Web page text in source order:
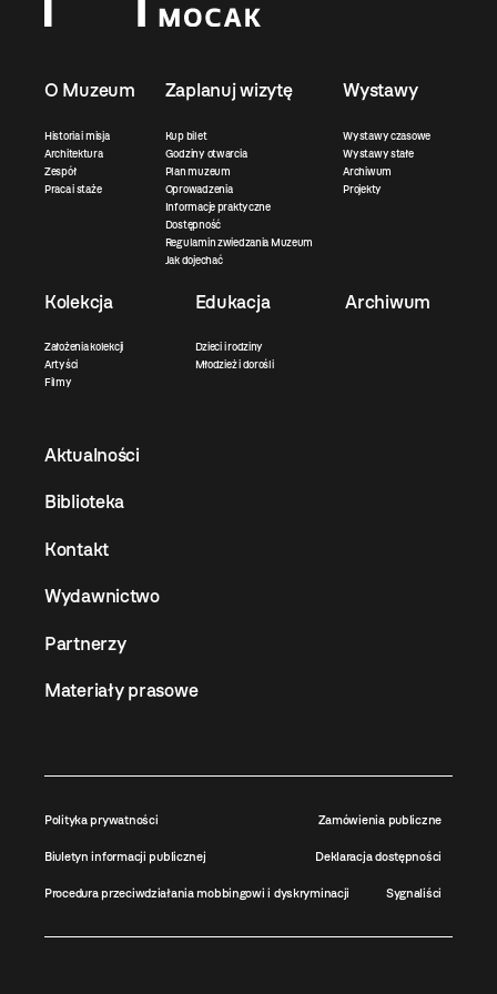
O Muzeum
Historia i misja
Architektura
Zespół
Praca i staże
Zaplanuj wizytę
Kup bilet
Godziny otwarcia
Plan muzeum
Oprowadzenia
Informacje praktyczne
Dostępność
Regulamin zwiedzania Muzeum
Jak dojechać
Wystawy
Wystawy czasowe
Wystawy stałe
Archiwum
Projekty
Kolekcja
Założenia kolekcji
Artyści
Filmy
Edukacja
Dzieci i rodziny
Młodzież i dorośli
Archiwum
Aktualności
Biblioteka
Kontakt
Wydawnictwo
Partnerzy
Materiały prasowe
Polityka prywatności Zamówienia publiczne
Biuletyn informacji publicznej Deklaracja dostępności
Procedura przeciwdziałania mobbingowi i dyskryminacji Sygnaliści